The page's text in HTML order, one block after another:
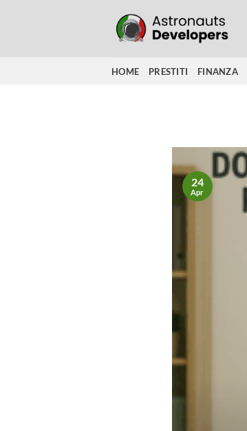
HOME PRESTITI FINANZA
24
Apr